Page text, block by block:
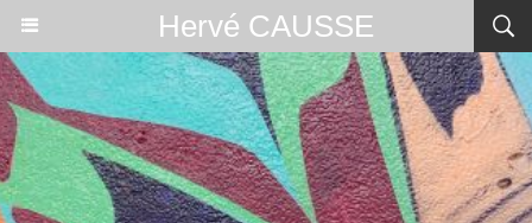
Hervé CAUSSE